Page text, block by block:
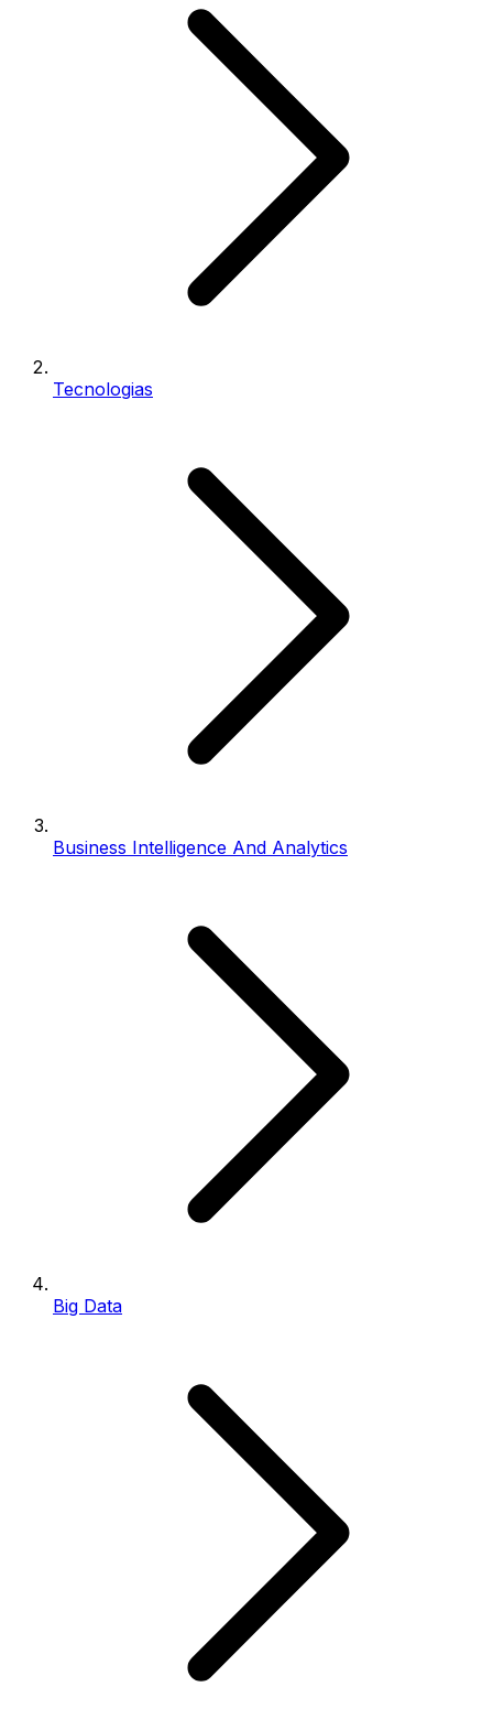
Tecnologias
Business Intelligence And Analytics
Big Data